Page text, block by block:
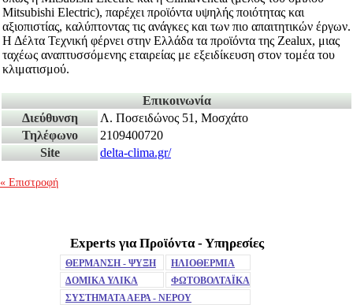
Mitsubishi Electric), παρέχει προϊόντα υψηλής ποιότητας και
αξιοπιστίας, καλύπτοντας τις ανάγκες και των πιο απαιτητικών έργων.
Η Δέλτα Τεχνική φέρνει στην Ελλάδα τα προϊόντα της Zealux, μιας
ταχέως αναπτυσσόμενης εταιρείας με εξειδίκευση στον τομέα του
κλιματισμού.
Επικοινωνία
Διεύθυνση
Λ. Ποσειδώνος 51, Μοσχάτο
Τηλέφωνο
2109400720
Site
delta-clima.gr/
« Επιστροφή
Experts για Προϊόντα - Υπηρεσίες
ΘΕΡΜΑΝΣΗ - ΨΥΞΗ
ΗΛΙΟΘΕΡΜΙΑ
ΔΟΜΙΚΑ ΥΛΙΚΑ
ΦΩΤΟΒΟΛΤΑΪΚΑ
ΣΥΣΤΗΜΑΤΑ ΑΕΡΑ - ΝΕΡΟΥ